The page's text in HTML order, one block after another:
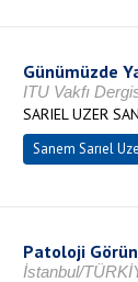
Günümüzde
ITU Vakfı
SARIEL UZER
Sanem Sarıel
Patoloji
İstanbul/